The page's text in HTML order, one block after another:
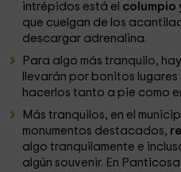
intrépidos está el columpio
que cuelgan de los
descargar adrenalina.
Para algo más tranquilo, hay
llevarán por bonitos
hacerlos tanto a pie como
Más tranquilos, en el
monumentos destacados,
algo tranquilamente e
algún souvenir. En